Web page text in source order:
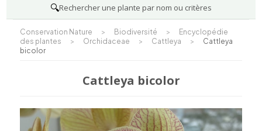
🔍Rechercher une plante par nom ou critères
Conservation Nature > Biodiversité >
Encyclopédie
des plantes
> Orchidaceae > Cattleya >
Cattleya
bicolor
Cattleya bicolor